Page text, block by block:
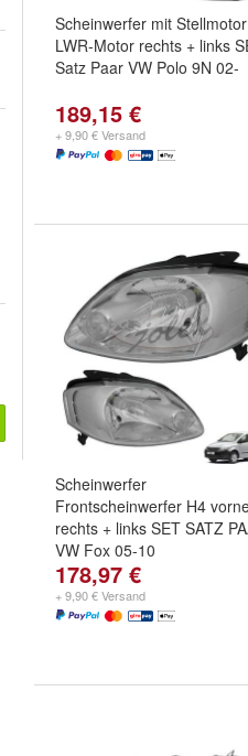
Scheinwerfer mit Stellmotor
LWR-Motor rechts + links
Satz Paar VW Polo 9N 02-
189,15 €
+ 9,90 € Versand
Scheinwerfer
Frontscheinwerfer H4
rechts + links SET SATZ
VW Fox 05-10
178,97 €
+ 9,90 € Versand